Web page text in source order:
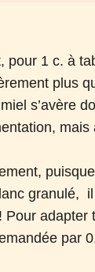
pour 1 c. à
plus
s’avère
granulé,
Pour adapter
par